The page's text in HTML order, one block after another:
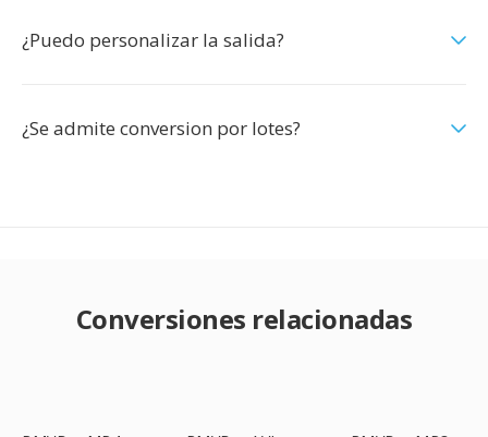
¿Puedo personalizar la salida?
¿Se admite conversion por lotes?
Conversiones relacionadas